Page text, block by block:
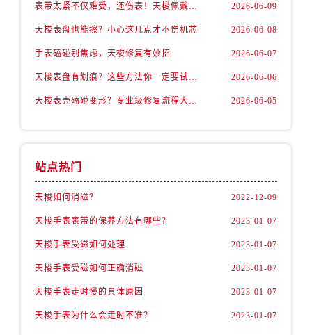
表带太紧不仅难受，还伤表！天梭佩戴优化技巧 2026-06-09
天梭表盘也能擦？小心这几点才不伤机芯 2026-06-08
手表磕碰别焦虑，天梭修复有妙招 2026-06-07
天梭表盘有划痕？这些方法你一定要试试！ 2026-06-06
天梭表壳磕碰变形？专业级修复流程大公开 2026-06-05
站点热门
天梭如何消磁？ 2022-12-09
天梭手表表带的保养方法有哪些？ 2023-01-07
天梭手表受磁如何处理 2023-01-07
天梭手表受磁如何正确消磁 2023-01-07
天梭手表走时慢的具体原因 2023-01-07
天梭手表为什么会走时不准？ 2023-01-07